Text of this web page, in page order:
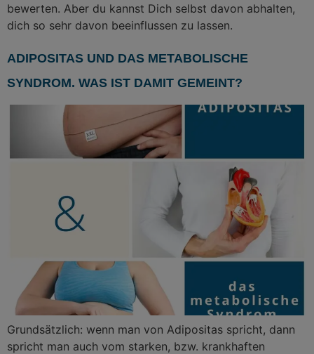
bewerten. Aber du kannst Dich selbst davon abhalten,
dich so sehr davon beeinflussen zu lassen.
ADIPOSITAS UND DAS METABOLISCHE
SYNDROM. WAS IST DAMIT GEMEINT?
Grundsätzlich: wenn man von Adipositas spricht, dann
spricht man auch vom starken, bzw. krankhaften